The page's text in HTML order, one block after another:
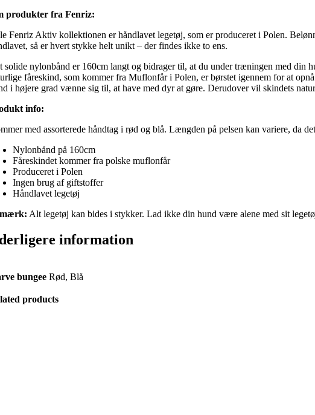
produkter fra Fenriz:
Fenriz Aktiv kollektionen er håndlavet legetøj, som er produceret i Polen.
så er hvert stykke helt unikt – der findes ikke to ens.
solide nylonbånd er 160cm langt og bidrager til, at du under træningen med
fåreskind, som kommer fra Muflonfår i Polen, er børstet igennem for at
i højere grad vænne sig til, at have med dyr at gøre. Derudover vil skindets
info:
med assorterede håndtag i rød og blå. Længden på pelsen kan variere, da
Nylonbånd på 160cm
Fåreskindet kommer fra polske muflonfår
Produceret i Polen
Ingen brug af giftstoffer
Håndlavet legetøj
Alt legetøj kan bides i stykker. Lad ikke din hund være alene med sit
information
bungee Rød, Blå
products